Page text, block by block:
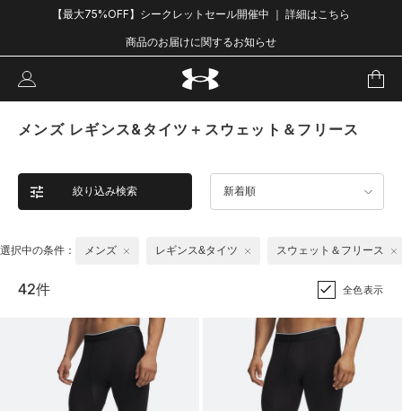
【最大75%OFF】シークレットセール開催中 ｜ 詳細はこちら
商品のお届けに関するお知らせ
メンズ レギンス&タイツ＋スウェット＆フリース
絞り込み検索 新着順
選択中の条件： メンズ レギンス&タイツ スウェット＆フリース
42件 全色表示